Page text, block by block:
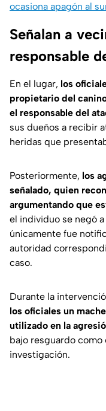
ocasiona apagón al
Señalan a
responsable
En el lugar, los
propietario del
el responsable del
sus dueños a recibir
heridas que
Posteriormente, los
señalado, quien
argumentando que
el individuo se negó
únicamente fue
autoridad
caso.
Durante la
los oficiales un
utilizado en la
bajo resguardo
investigación.